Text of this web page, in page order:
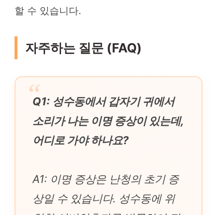
할 수 있습니다.
자주하는 질문 (FAQ)
Q1: 성수동에서 갑자기 귀에서
소리가 나는 이명 증상이 있는데,
어디로 가야 하나요?
A1: 이명 증상은 난청의 초기 증
상일 수 있습니다. 성수동에 위